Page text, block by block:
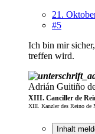
21.
#5
Ich bin mir
treffen wird.
Adrián Guitiño
XIII. Canciller de
XIII. Kanzler des Reino de
Inhalt